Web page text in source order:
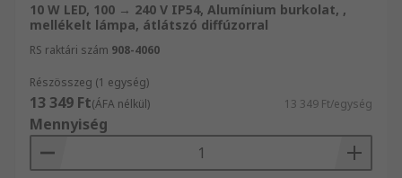
10 W LED, 100 → 240 V IP54, Alumínium burkolat, ,
mellékelt lámpa, átlátszó diffúzorral
RS raktári szám 908-4060
Részösszeg (1 egység)
13 349 Ft(ÁFA nélkül) 13 349 Ft/egység
Mennyiség